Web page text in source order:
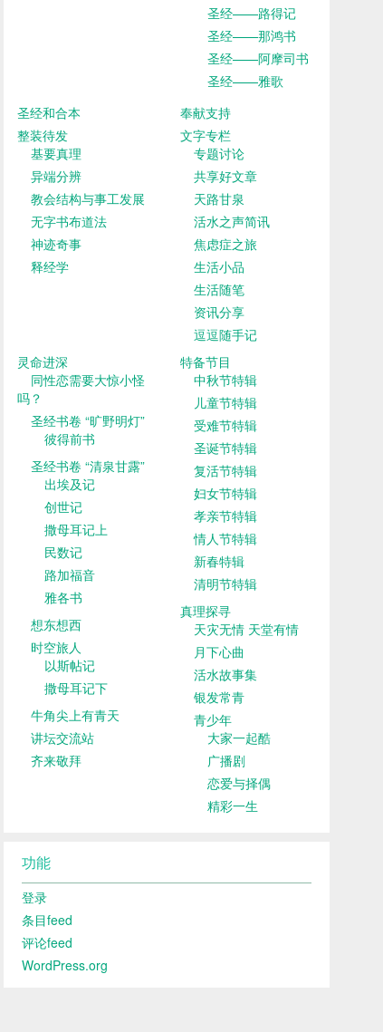
圣经——路得记
圣经——那鸿书
圣经——阿摩司书
圣经——雅歌
圣经和合本
奉献支持
整装待发
基要真理
异端分辨
教会结构与事工发展
无字书布道法
神迹奇事
释经学
文字专栏
专题讨论
共享好文章
天路甘泉
活水之声简讯
焦虑症之旅
生活小品
生活随笔
资讯分享
逗逗随手记
灵命进深
同性恋需要大惊小怪
吗？
圣经书卷 “旷野明灯”
彼得前书
圣经书卷 “清泉甘露”
出埃及记
创世记
撒母耳记上
民数记
路加福音
雅各书
想东想西
时空旅人
以斯帖记
撒母耳记下
牛角尖上有青天
讲坛交流站
齐来敬拜
特备节目
中秋节特辑
儿童节特辑
受难节特辑
圣诞节特辑
复活节特辑
妇女节特辑
孝亲节特辑
情人节特辑
新春特辑
清明节特辑
真理探寻
天灾无情 天堂有情
月下心曲
活水故事集
银发常青
青少年
大家一起酷
广播剧
恋爱与择偶
精彩一生
功能
登录
条目feed
评论feed
WordPress.org